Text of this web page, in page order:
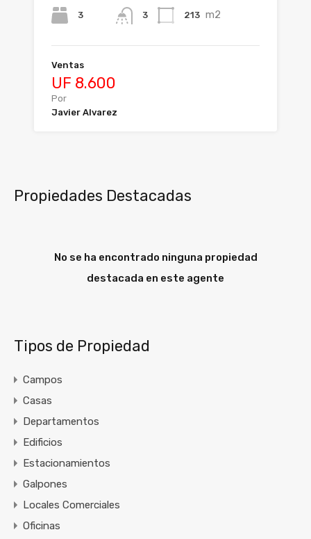
3 3 213 m2
Ventas
UF 8.600
Por
Javier Alvarez
Propiedades Destacadas
No se ha encontrado ninguna propiedad
destacada en este agente
Tipos de Propiedad
Campos
Casas
Departamentos
Edificios
Estacionamientos
Galpones
Locales Comerciales
Oficinas